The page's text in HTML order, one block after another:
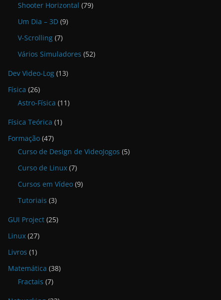
Shooter Horizontal (79)
Um Dia – 3D (9)
V-Scrolling (7)
Vários Simuladores (52)
Dev Video-Log (13)
Física (26)
Astro-Física (11)
Física Teórica (1)
Formação (47)
Curso de Design de VideoJogos (5)
Curso de Linux (7)
Cursos em Vídeo (9)
Tutoriais (3)
GUI Project (25)
Linux (27)
Livros (1)
Matemática (38)
Fractais (7)